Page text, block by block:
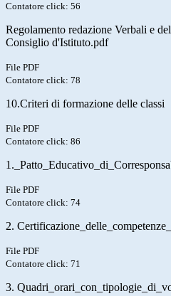
Contatore click: 56
Regolamento redazione Verbali e
Consiglio d'Istituto.pdf
File PDF
Contatore click: 78
10.Criteri di formazione delle classi
File PDF
Contatore click: 86
File PDF
Contatore click: 74
2.
File PDF
Contatore click: 71
3.